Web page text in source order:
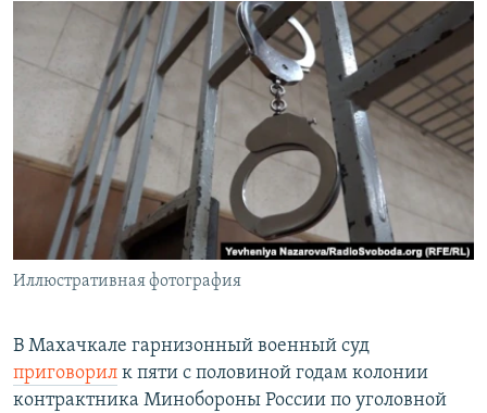
СИБИРЬ.РЕАЛИИ
РАСПИСАНИЕ ВЕЩАНИЯ
ПОДПИШИТЕСЬ НА РАССЫЛКУ
СОЦИАЛЬНЫЕ СЕТИ
Иллюстративная фотография
В Махачкале гарнизонный военный суд
приговорил к пяти с половиной годам колонии
контрактника Минобороны России по уголовной